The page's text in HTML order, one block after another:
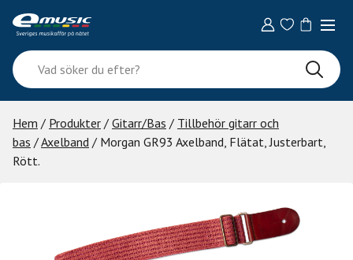
content
Vad
söker
du
efter?
Hem / Produkter / Gitarr/Bas / Tillbehör gitarr och
bas /Axelband / Morgan GR93 Axelband, Flätat, Justerbart,
Rött.